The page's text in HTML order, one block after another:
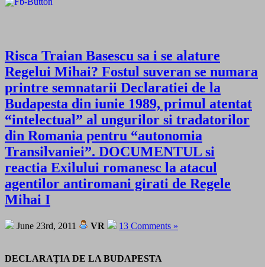
Risca Traian Basescu sa i se alature
Regelui Mihai? Fostul suveran se numara
printre semnatarii Declaratiei de la
Budapesta din iunie 1989, primul atentat
“intelectual” al ungurilor si tradatorilor
din Romania pentru “autonomia
Transilvaniei”. DOCUMENTUL si
reactia Exilului romanesc la atacul
agentilor antiromani girati de Regele
Mihai I
June 23rd, 2011 VR 13 Comments »
DECLARAŢIA DE LA BUDAPESTA